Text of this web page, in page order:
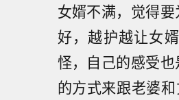
女婿不满，觉得
好，越护越让女
怪，自己的感受
的方式来跟老婆